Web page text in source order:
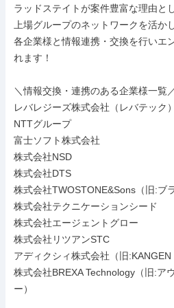
ラッドステイトが案件豊富な理由とし
上場グループのネットワークを活か
各企業様と情報連携・交換を行いエ
れます！
＼情報交換・連携のある企業様一覧
レバレジーズ株式会社（レバテック）
NTTグループ
富士ソフト株式会社
株式会社NSD
株式会社DTS
株式会社TWOSTONE&Sons（旧:ブ
株式会社テクニケーションシード
株式会社エージェントグロー
株式会社リツアンSTC
アディクシィ株式会社（旧:KANGEN
株式会社BREXA Technology（旧:ア
ー）